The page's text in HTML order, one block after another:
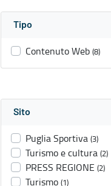
Tipo
Contenuto Web (8)
Sito
Puglia Sportiva (3)
Turismo e cultura (2)
PRESS REGIONE (2)
Turismo (1)